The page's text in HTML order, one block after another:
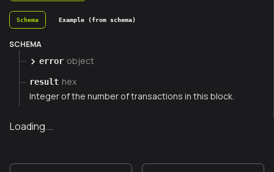
Schema Example (from schema)
SCHEMA
error object
result hex
Integer of the number of transactions in this block.
Loading...